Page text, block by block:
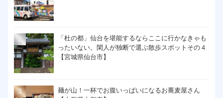
「杜の都」仙台を堪能するならここに行かなきゃも
ったいない。閑人が独断で選ぶ散歩スポットその４
【宮城県仙台市】
麺が山！一杯でお腹いっぱいになるお蕎麦屋さん